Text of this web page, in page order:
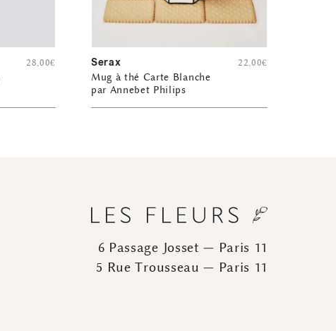
28,00€ Serax
Mug à thé Carte Blanche
par Annebet Philips
22,00€
6 Passage Josset — Paris 11
5 Rue Trousseau — Paris 11